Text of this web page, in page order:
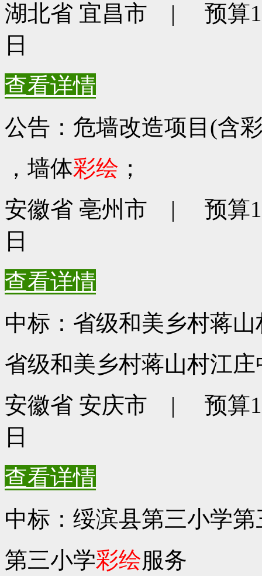
湖北省 宜昌市 | 预算
日
查看详情
公告：危墙改造项目(含
，墙体彩绘 ；
安徽省 亳州市 | 预算
日
查看详情
中标：省级和美乡村蒋
省级和美乡村蒋山村江
安徽省 安庆市 | 预算
日
查看详情
中标：绥滨县第三小学
第三小学彩绘服务